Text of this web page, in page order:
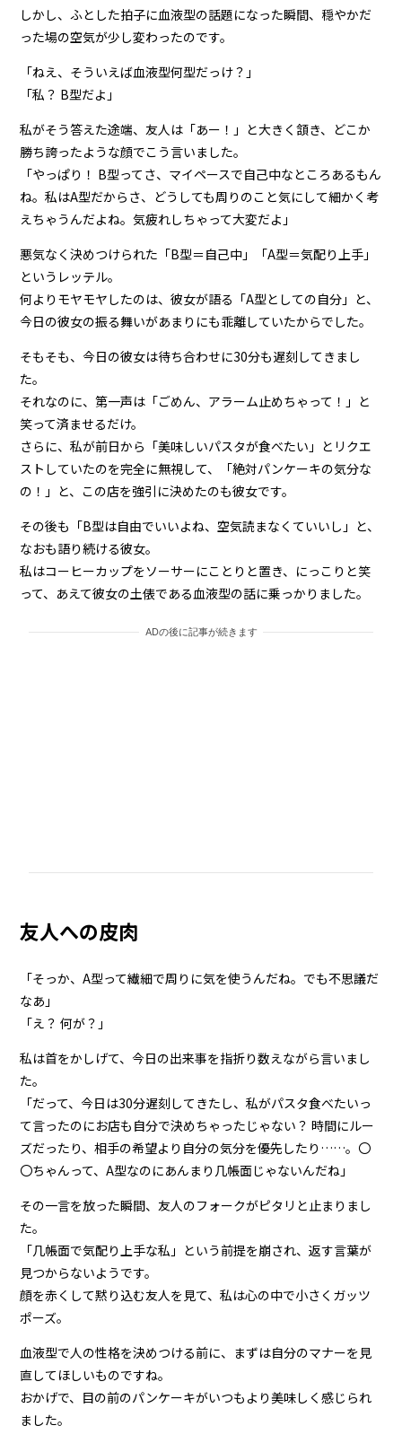
しかし、ふとした拍子に血液型の話題になった瞬間、穏やかだ
った場の空気が少し変わったのです。
「ねえ、そういえば血液型何型だっけ？」
「私？ B型だよ」
私がそう答えた途端、友人は「あー！」と大きく頷き、どこか
勝ち誇ったような顔でこう言いました。
「やっぱり！ B型ってさ、マイペースで自己中なところあるもん
ね。私はA型だからさ、どうしても周りのこと気にして細かく考
えちゃうんだよね。気疲れしちゃって大変だよ」
悪気なく決めつけられた「B型＝自己中」「A型＝気配り上手」
というレッテル。
何よりモヤモヤしたのは、彼女が語る「A型としての自分」と、
今日の彼女の振る舞いがあまりにも乖離していたからでした。
そもそも、今日の彼女は待ち合わせに30分も遅刻してきまし
た。
それなのに、第一声は「ごめん、アラーム止めちゃって！」と
笑って済ませるだけ。
さらに、私が前日から「美味しいパスタが食べたい」とリクエ
ストしていたのを完全に無視して、「絶対パンケーキの気分な
の！」と、この店を強引に決めたのも彼女です。
その後も「B型は自由でいいよね、空気読まなくていいし」と、
なおも語り続ける彼女。
私はコーヒーカップをソーサーにことりと置き、にっこりと笑
って、あえて彼女の土俵である血液型の話に乗っかりました。
ADの後に記事が続きます
友人への皮肉
「そっか、A型って繊細で周りに気を使うんだね。でも不思議だ
なあ」
「え？ 何が？」
私は首をかしげて、今日の出来事を指折り数えながら言いまし
た。
「だって、今日は30分遅刻してきたし、私がパスタ食べたいっ
て言ったのにお店も自分で決めちゃったじゃない？ 時間にルー
ズだったり、相手の希望より自分の気分を優先したり……。〇
〇ちゃんって、A型なのにあんまり几帳面じゃないんだね」
その一言を放った瞬間、友人のフォークがピタリと止まりまし
た。
「几帳面で気配り上手な私」という前提を崩され、返す言葉が
見つからないようです。
顔を赤くして黙り込む友人を見て、私は心の中で小さくガッツ
ポーズ。
血液型で人の性格を決めつける前に、まずは自分のマナーを見
直してほしいものですね。
おかげで、目の前のパンケーキがいつもより美味しく感じられ
ました。